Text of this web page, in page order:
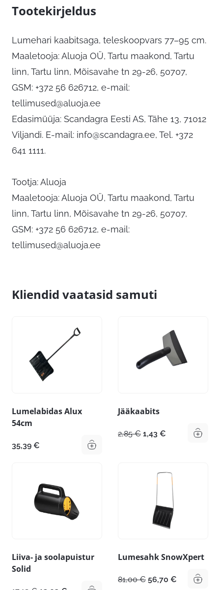
Tootekirjeldus
Lumehari kaabitsaga, teleskoopvars 77–95 cm.
Maaletooja: Aluoja OÜ, Tartu maakond, Tartu
linn, Tartu linn, Mõisavahe tn 29-26, 50707,
GSM: +372 56 626712, e-mail:
tellimused@aluoja.ee
Edasimüüja: Scandagra Eesti AS, Tähe 13, 71012
Viljandi. E-mail: info@scandagra.ee, Tel. +372
641 1111.
Tootja: Aluoja
Maaletooja: Aluoja OÜ, Tartu maakond, Tartu
linn, Tartu linn, Mõisavahe tn 29-26, 50707,
GSM: +372 56 626712, e-mail:
tellimused@aluoja.ee
Kliendid vaatasid samuti
Lumelabidas Alux
54cm
35,39 €
Jääkaabits
2,85€ Algne
1,43 € Praegune
Liiva- ja soolapuistur
Solid
Lumesahk SnowXpert
81,00€ Algne
56,70 € Praegune